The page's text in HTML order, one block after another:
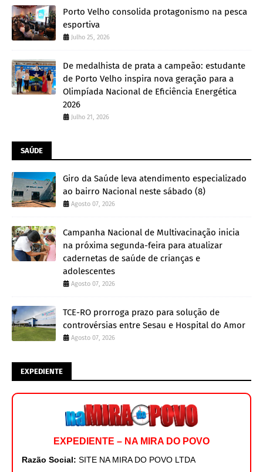
Porto Velho consolida protagonismo na pesca
esportiva
Julho 25, 2026
De medalhista de prata a campeão: estudante
de Porto Velho inspira nova geração para a
Olimpíada Nacional de Eficiência Energética
2026
Julho 21, 2026
SAÚDE
Giro da Saúde leva atendimento especializado
ao bairro Nacional neste sábado (8)
Agosto 07, 2026
Campanha Nacional de Multivacinação inicia
na próxima segunda-feira para atualizar
cadernetas de saúde de crianças e
adolescentes
Agosto 07, 2026
TCE-RO prorroga prazo para solução de
controvérsias entre Sesau e Hospital do Amor
Agosto 07, 2026
EXPEDIENTE
EXPEDIENTE – NA MIRA DO POVO
Razão Social: SITE NA MIRA DO POVO LTDA